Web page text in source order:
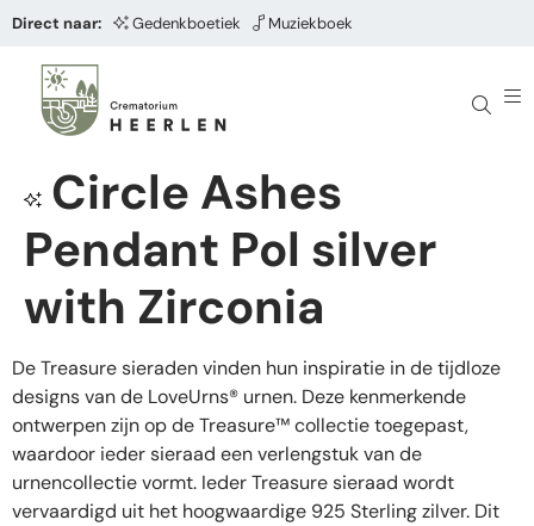
Direct naar: Gedenkboetiek Muziekboek
Circle Ashes
Pendant Pol silver
with Zirconia
De Treasure sieraden vinden hun inspiratie in de tijdloze
designs van de LoveUrns® urnen. Deze kenmerkende
ontwerpen zijn op de Treasure™ collectie toegepast,
waardoor ieder sieraad een verlengstuk van de
urnencollectie vormt. Ieder Treasure sieraad wordt
vervaardigd uit het hoogwaardige 925 Sterling zilver. Dit